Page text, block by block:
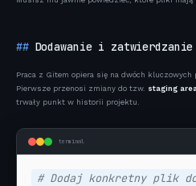
Dodawanie i zatwierdzanie
Praca z Gitem opiera się na dwóch kluczowych
Pierwsze przenosi zmiany do tzw. staging area
trwały punkt w historii projektu.
terminal
# Dodaj konkretny plik